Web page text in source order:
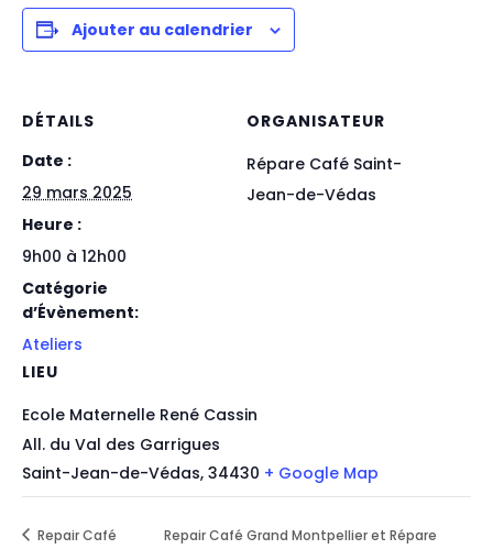
Ajouter au calendrier
DÉTAILS
Date :
29 mars 2025
Heure :
9h00 à 12h00
Catégorie
d’Évènement:
Ateliers
LIEU
Ecole Maternelle René Cassin
All. du Val des Garrigues
Saint-Jean-de-Védas, 34430 + Google Map
ORGANISATEUR
Répare Café Saint-
Jean-de-Védas
Repair Café Repair Café Grand Montpellier et Répare